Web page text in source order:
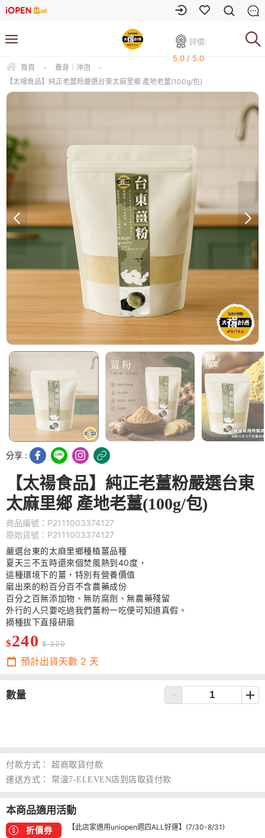
評價:
5.0 / 5.0
首頁 - 養身｜沖泡
-
【太禓食品】純正老薑粉嚴選台東太麻里鄉 產地老薑(100g/包)
分享 :
【太禓食品】純正老薑粉嚴選台東
太麻里鄉 產地老薑(100g/包)
商品編號：P2111003374127
原始貨號：P2111003374127
嚴選台東的太麻里鄉種植薑品種
夏天三不五時還來個焚風熱到40度，
這種環境下的薑，特別有營養價值
磨出來的粉百分百不含農藥成份
百分之百無添加物、無防腐劑、無農藥殘留
外行的人只要吃過我們薑粉一吃便可知道真假。
摘種拔下直接研磨
$240 $ 320
預計出貨天數 2 天
數量
付款方式：
超商取貨付款
運送方式：
常溫7-ELEVEN店到店取貨付款
本商品適用活動
折價券 【此店家適用uniopen週四ALL好運】(7/30-8/31)